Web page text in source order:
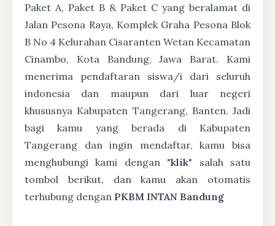
Paket A, Paket B & Paket C yang beralamat di
Jalan Pesona Raya, Komplek Graha Pesona Blok
B No 4 Kelurahan Cisaranten Wetan Kecamatan
Cinambo, Kota Bandung, Jawa Barat. Kami
menerima pendaftaran siswa/i dari seluruh
indonesia dan maupun dari luar negeri
khususnya Kabupaten Tangerang, Banten. Jadi
bagi kamu yang berada di Kabupaten
Tangerang dan ingin mendaftar, kamu bisa
menghubungi kami dengan "klik" salah satu
tombol berikut, dan kamu akan otomatis
terhubung dengan PKBM INTAN Bandung